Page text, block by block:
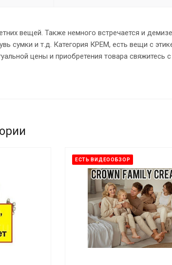
вещей. Также немного встречается и
сумки и т.д. Категория КРЕМ, есть вещи с
цены и приобретения товара
ЕСТЬ ВИДЕООБЗОР